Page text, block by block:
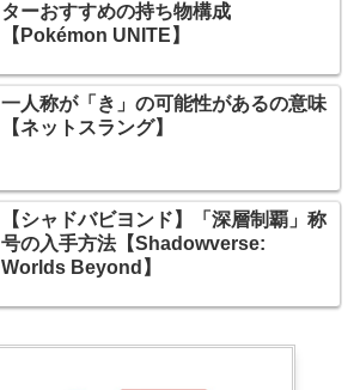
ターおすすめの持ち物構成
【Pokémon UNITE】
一人称が「き」の可能性があるの意味
【ネットスラング】
【シャドバビヨンド】「深層制覇」称
号の入手方法【Shadowverse:
Worlds Beyond】